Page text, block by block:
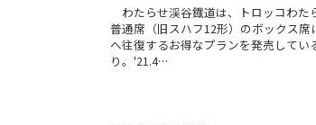
わたらせ渓谷鐡道は、トロッコわた
普通席（旧スハフ12形）のボックス席
へ往復するお得なプランを発売してい
り。'21.4…